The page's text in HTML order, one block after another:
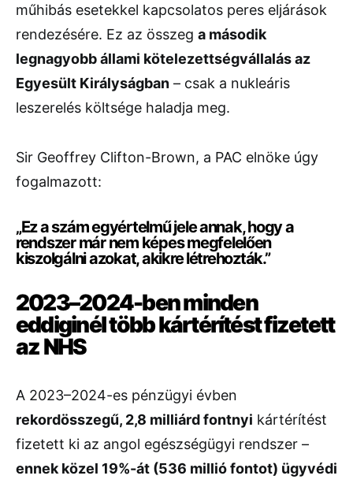
műhibás esetekkel kapcsolatos peres eljárások
rendezésére. Ez az összeg a második
legnagyobbállami kötelezettségvállalásaz
Egyesült Királyságban – csak a nukleáris
leszerelés költsége haladja meg.
Sir Geoffrey Clifton-Brown, a PAC elnöke úgy
fogalmazott:
„Ezaszámegyértelműjeleannak,hogya
rendszermárnem képesmegfelelően
kiszolgálniazokat,akikrelétrehozták.”
2023–2024-benminden
eddiginéltöbbkártérítéstfizetett
azNHS
A 2023–2024-es pénzügyi évben
rekordösszegű, 2,8 milliárdfontnyi kártérítést
fizetett ki az angol egészségügyi rendszer –
ennek közel 19%-át (536 milliófontot) ügyvédi